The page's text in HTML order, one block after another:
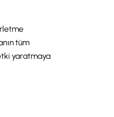
tüm
yaratmaya